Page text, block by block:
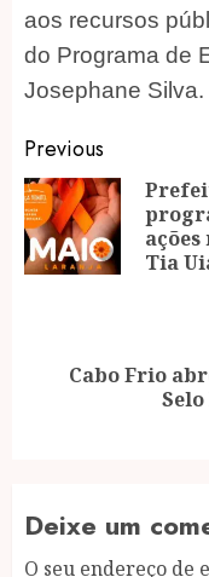
aos recursos
do Programa de
Josephane Silva.
Post
navigation
Previous
ações
Tia
NextCabo Frio
Deixe um
O seu endereço de